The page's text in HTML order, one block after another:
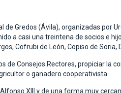
Gredos (Ávila), organizadas por
a casi una treintena de socios e
Cofrubi de León, Copiso de
Consejos Rectores, propiciar la
o ganadero cooperativista.
XIII y de una forma muy